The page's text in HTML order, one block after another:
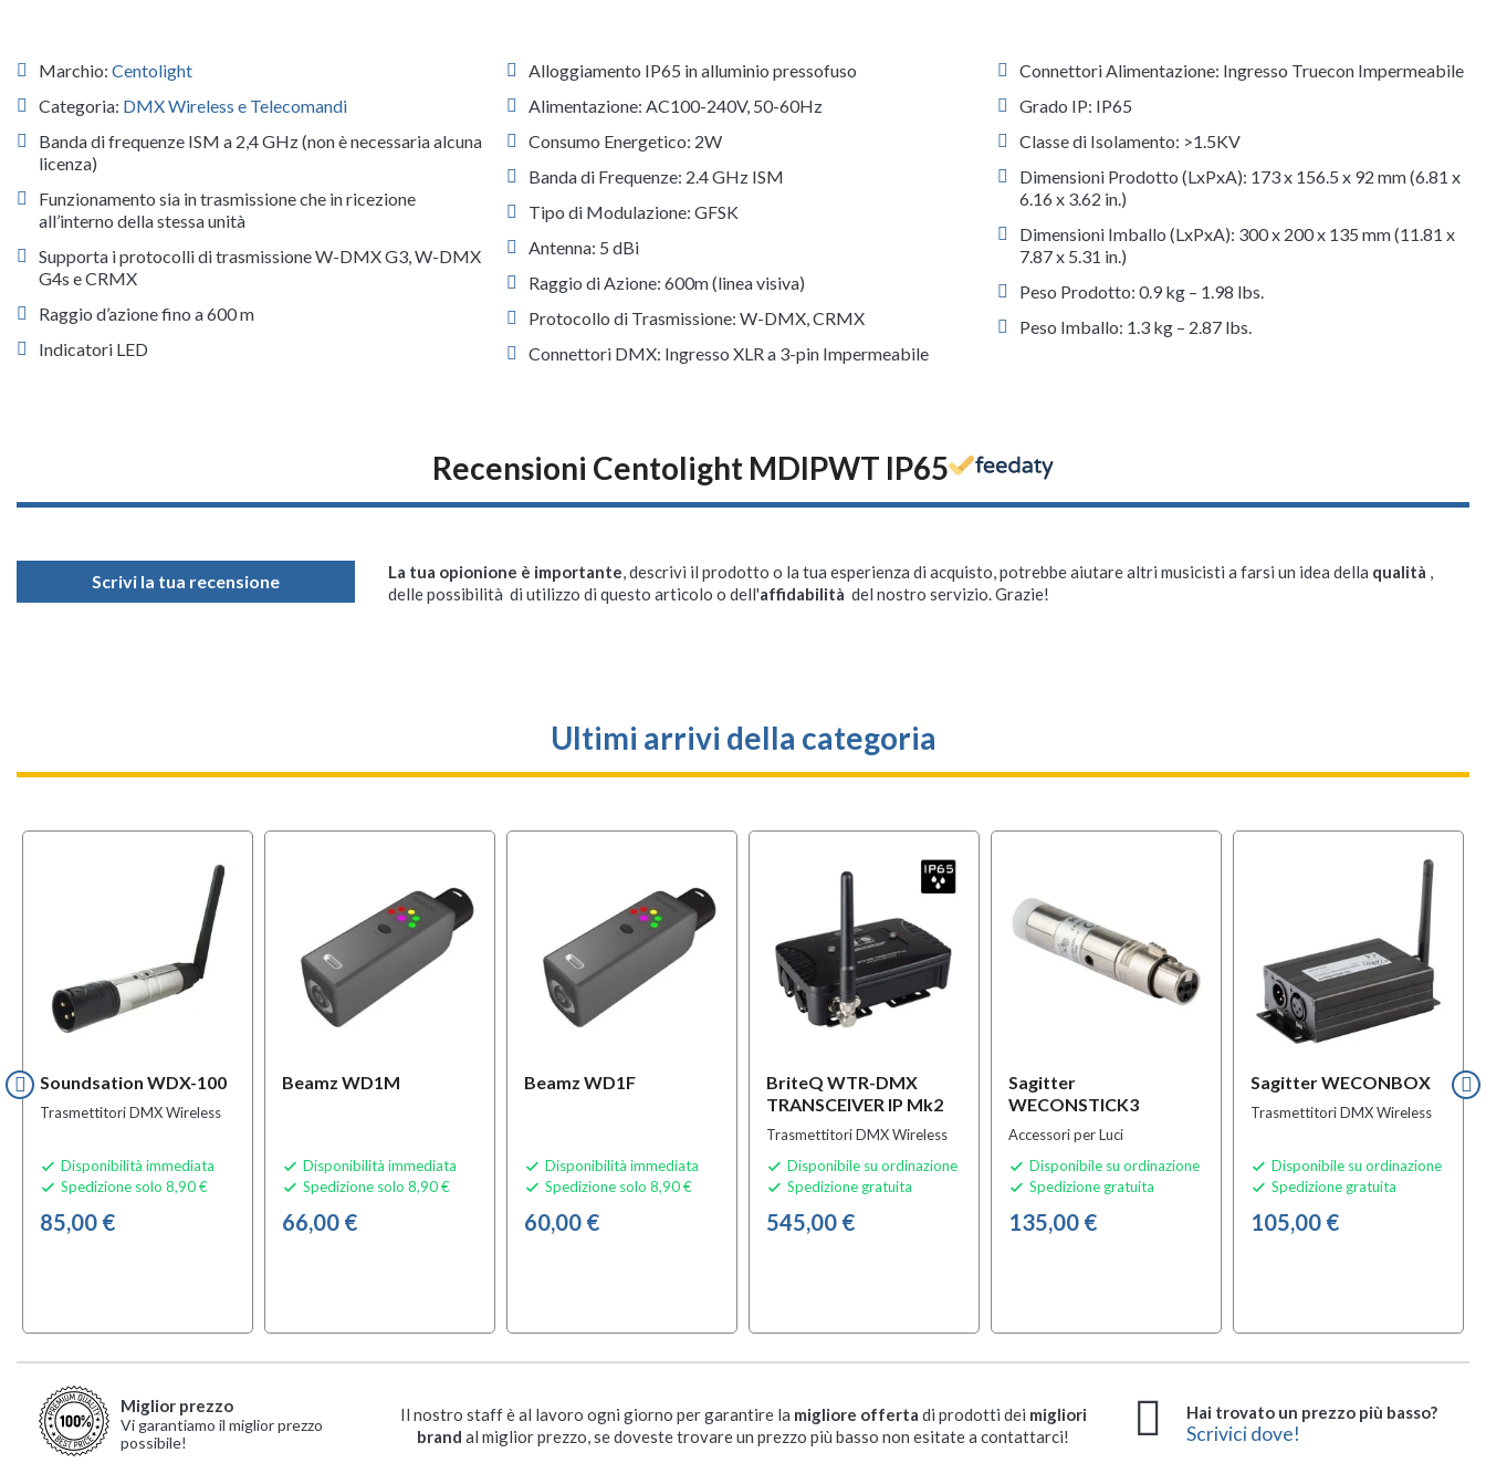
Marchio: Centolight
Categoria: DMX Wireless e Telecomandi
Banda di frequenze ISM a 2,4 GHz (non è necessaria alcuna
licenza)
Funzionamento sia in trasmissione che in ricezione
all’interno della stessa unità
Supporta i protocolli di trasmissione W-DMX G3, W-DMX
G4s e CRMX
Raggio d’azione fino a 600 m
Indicatori LED
Alloggiamento IP65 in alluminio pressofuso
Alimentazione: AC100-240V, 50-60Hz
Consumo Energetico: 2W
Banda di Frequenze: 2.4 GHz ISM
Tipo di Modulazione: GFSK
Antenna: 5 dBi
Raggio di Azione: 600m (linea visiva)
Protocollo di Trasmissione: W-DMX, CRMX
Connettori DMX: Ingresso XLR a 3-pin Impermeabile
Connettori Alimentazione: Ingresso Truecon Impermeabile
Grado IP: IP65
Classe di Isolamento: >1.5KV
Dimensioni Prodotto (LxPxA): 173 x 156.5 x 92 mm (6.81 x
6.16 x 3.62 in.)
Dimensioni Imballo (LxPxA): 300 x 200 x 135 mm (11.81 x
7.87 x 5.31 in.)
Peso Prodotto: 0.9 kg – 1.98 lbs.
Peso Imballo: 1.3 kg – 2.87 lbs.
Recensioni Centolight MDIPWT IP65
Scrivi la tua recensione La tua opionione è importante, descrivi il prodotto o la tua esperienza di acquisto, potrebbe aiutare altri musicisti a farsi un idea della qualità ,
delle possibilità di utilizzo di questo articolo o dell'affidabilità del nostro servizio. Grazie!
Ultimi arrivi della categoria
Soundsation WDX-100
Trasmettitori DMX Wireless
 Disponibilità immediata
 Spedizione solo 8,90 €
85,00 €
Beamz WD1M
 Disponibilità immediata
 Spedizione solo 8,90 €
66,00 €
Beamz WD1F
 Disponibilità immediata
 Spedizione solo 8,90 €
60,00 €
BriteQ WTR-DMX
TRANSCEIVER IP Mk2
Trasmettitori DMX Wireless
 Disponibile su ordinazione
 Spedizione gratuita
545,00 €
Sagitter
WECONSTICK3
Accessori per Luci
 Disponibile su ordinazione
 Spedizione gratuita
135,00 €
Sagitter WECONBOX
Trasmettitori DMX Wireless
 Disponibile su ordinazione
 Spedizione gratuita
105,00 €
Miglior prezzo
Vi garantiamo il miglior prezzo
possibile!
Il nostro staff è al lavoro ogni giorno per garantire la migliore offerta di prodotti dei migliori
brand al miglior prezzo, se doveste trovare un prezzo più basso non esitate a contattarci!
Hai trovato un prezzo più basso?
Scrivici dove!